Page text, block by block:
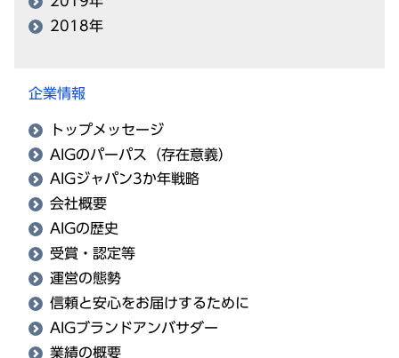
2018年
企業情報
トップメッセージ
AIGのパーパス（存在意義）
AIGジャパン3か年戦略
会社概要
AIGの歴史
受賞・認定等
運営の態勢
信頼と安心をお届けするために
AIGブランドアンバサダー
業績の概要